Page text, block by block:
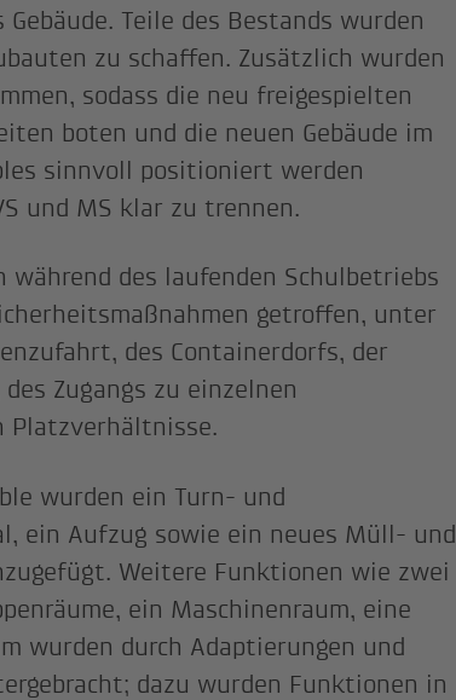
Teile des Bestands wurden
zu schaffen. Zusätzlich wurden
sodass die neu freigespielten
boten und die neuen Gebäude im
sinnvoll positioniert werden
und MS klar zu trennen.
während des laufenden Schulbetriebs
getroffen, unter
des Containerdorfs, der
Zugangs zu einzelnen
Platzverhältnisse.
wurden ein Turn- und
ein Aufzug sowie ein neues Müll- und
Weitere Funktionen wie zwei
ein Maschinenraum, eine
wurden durch Adaptierungen und
dazu wurden Funktionen in